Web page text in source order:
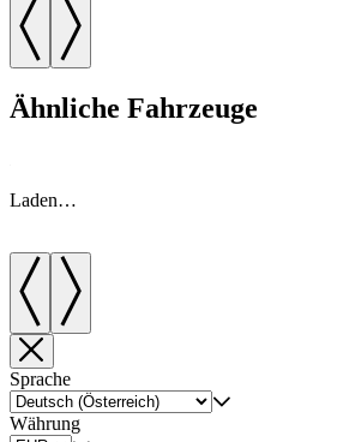
Ähnliche Fahrzeuge
Laden…
Sprache
Währung